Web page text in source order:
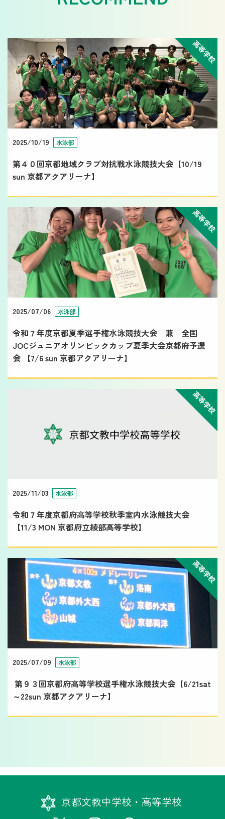
高等学校
2025/10/19 水泳部
第４０回京都地域クラブ対抗戦水泳競技大会【10/19
sun 京都アクアリーナ】
高等学校
2025/07/06 水泳部
令和７年度京都夏季選手権水泳競技大会 兼 全国
JOCジュニアオリンピックカップ夏季大会京都府予選
会 【7/6 sun 京都アクアリーナ】
高等学校
2025/11/03 水泳部
令和７年度京都府高等学校秋季室内水泳競技大会
【11/3 MON 京都府立綾部高等学校】
高等学校
2025/07/09 水泳部
第９３回京都府高等学校選手権水泳競技大会【6/21sat
～22sun 京都アクアリーナ】
京都文教中学校・高等学校